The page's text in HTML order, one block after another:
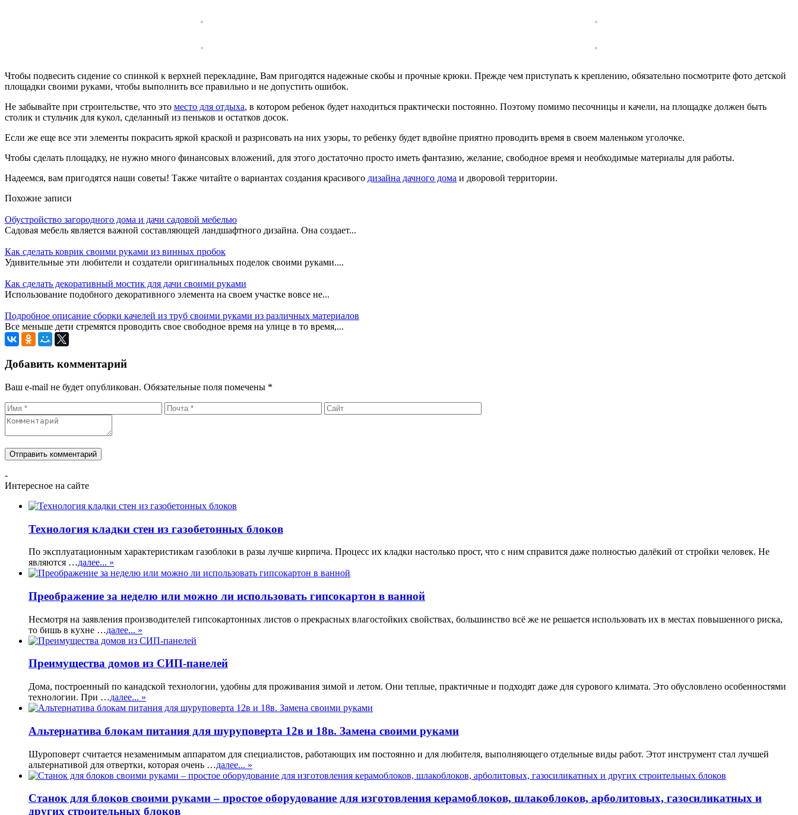
Чтобы подвесить сидение со спинкой к верхней перекладине, Вам пригодятся надежные скобы и прочные крюки. Прежде чем приступать к креплению, обязательно посмотрите фото детской
площадки своими руками, чтобы выполнить все правильно и не допустить ошибок.
Не забывайте при строительстве, что это место для отдыха, в котором ребенок будет находиться практически постоянно. Поэтому помимо песочницы и качели, на площадке должен быть
столик и стульчик для кукол, сделанный из пеньков и остатков досок.
Если же еще все эти элементы покрасить яркой краской и разрисовать на них узоры, то ребенку будет вдвойне приятно проводить время в своем маленьком уголочке.
Чтобы сделать площадку, не нужно много финансовых вложений, для этого достаточно просто иметь фантазию, желание, свободное время и необходимые материалы для работы.
Надеемся, вам пригодятся наши советы! Также читайте о вариантах создания красивого дизайна дачного дома и дворовой территории.
Похожие записи
Обустройство загородного дома и дачи садовой мебелью
Садовая мебель является важной составляющей ландшафтного дизайна. Она создает...
Как сделать коврик своими руками из винных пробок
Удивительные эти любители и создатели оригинальных поделок своими руками....
Как сделать декоративный мостик для дачи своими руками
Использование подобного декоративного элемента на своем участке вовсе не...
Подробное описание сборки качелей из труб своими руками из различных материалов
Все меньше дети стремятся проводить свое свободное время на улице в то время,...
Добавить комментарий
Ваш e-mail не будет опубликован. Обязательные поля помечены *
-
Интересное на сайте
Технология кладки стен из газобетонных блоков
По эксплуатационным характеристикам газоблоки в разы лучше кирпича. Процесс их кладки настолько прост, что с ним справится даже полностью далёкий от стройки человек. Не
являются …далее... »
Преображение за неделю или можно ли использовать гипсокартон в ванной
Несмотря на заявления производителей гипсокартонных листов о прекрасных влагостойких свойствах, большинство всё же не решается использовать их в местах повышенного риска,
то бишь в кухне …далее... »
Преимущества домов из СИП-панелей
Дома, построенный по канадской технологии, удобны для проживания зимой и летом. Они теплые, практичные и подходят даже для сурового климата. Это обусловлено особенностями
технологии. При …далее... »
Альтернатива блокам питания для шуруповерта 12в и 18в. Замена своими руками
Шуроповерт считается незаменимым аппаратом для специалистов, работающих им постоянно и для любителя, выполняющего отдельные виды работ. Этот инструмент стал лучшей
альтернативой для отвертки, которая очень …далее... »
Станок для блоков своими руками – простое оборудование для изготовления керамоблоков, шлакоблоков, арболитовых, газосиликатных и
других строительных блоков